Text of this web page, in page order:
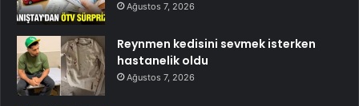
Ağustos 7, 2026
Reynmen kedisini sevmek isterken
hastanelik oldu
Ağustos 7, 2026